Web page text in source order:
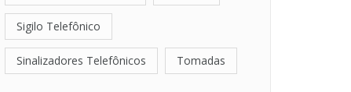
Sigilo Telefônico
Sinalizadores Telefônicos Tomadas